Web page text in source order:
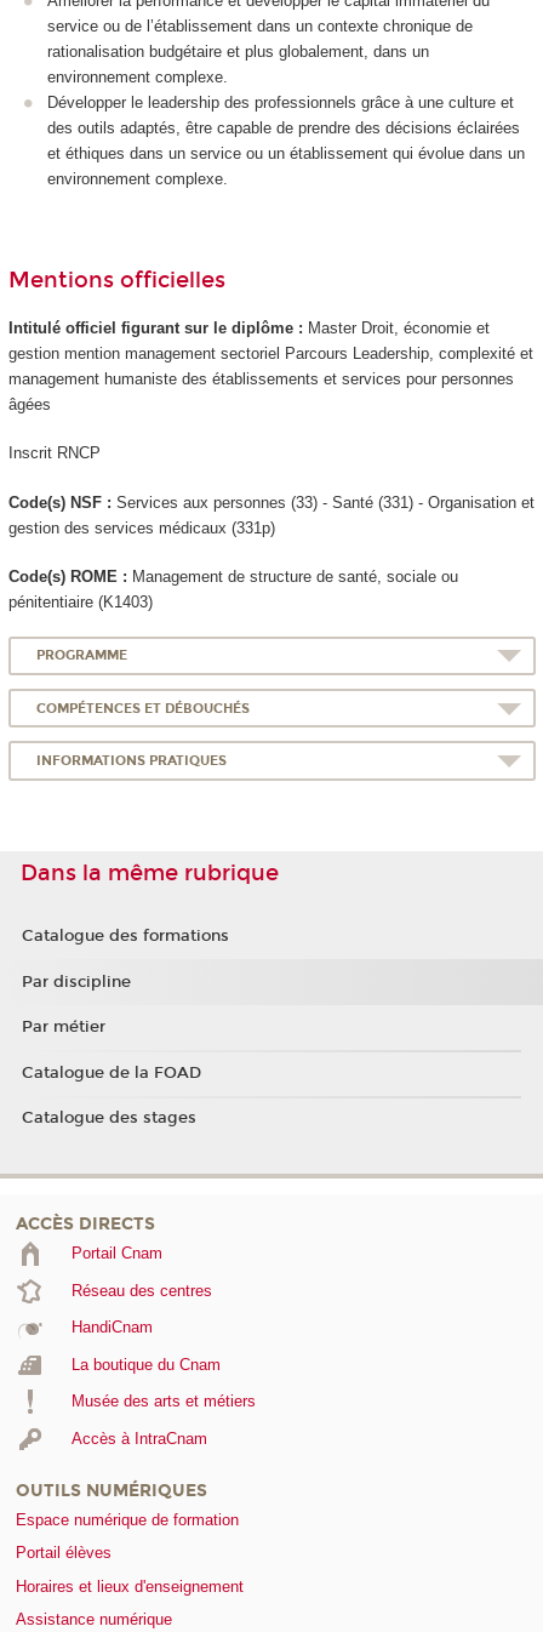
service ou de l’établissement dans un contexte chronique de
rationalisation budgétaire et plus globalement, dans un
environnement complexe.
Développer le leadership des professionnels grâce à une culture et
des outils adaptés, être capable de prendre des décisions éclairées
et éthiques dans un service ou un établissement qui évolue dans un
environnement complexe.
Mentions officielles
Intitulé officiel figurant sur le diplôme : Master Droit, économie et
gestion mention management sectoriel Parcours Leadership, complexité et
management humaniste des établissements et services pour personnes
âgées
Inscrit RNCP
Code(s) NSF : Services aux personnes (33) - Santé (331) - Organisation et
gestion des services médicaux (331p)
Code(s) ROME : Management de structure de santé, sociale ou
pénitentiaire (K1403)
PROGRAMME
COMPÉTENCES ET DÉBOUCHÉS
INFORMATIONS PRATIQUES
Dans la même rubrique
Catalogue des formations
Par discipline
Par métier
Catalogue de la FOAD
Catalogue des stages
ACCÈS DIRECTS
Portail Cnam
Réseau des centres
HandiCnam
La boutique du Cnam
Musée des arts et métiers
Accès à IntraCnam
OUTILS NUMÉRIQUES
Espace numérique de formation
Portail élèves
Horaires et lieux d'enseignement
Assistance numérique